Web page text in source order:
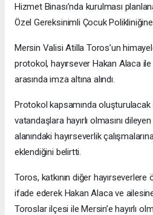
Hizmet Binası’nda kurulması
Özel Gereksinimli Çocuk
Mersin Valisi Atilla Toros’un
protokol, hayırsever Hakan Alaca
arasında imza altına alındı.
Protokol kapsamında oluşturulacak
vatandaşlara hayırlı olmasını
alanındaki hayırseverlik
eklendiğini belirtti.
Toros, katkının diğer hayırseverlere
ifade ederek Hakan Alaca ve
Toroslar ilçesi ile Mersin’e hayırlı